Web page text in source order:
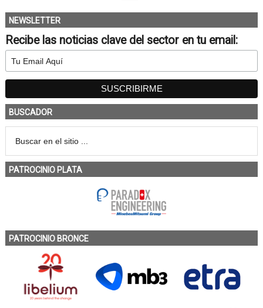
NEWSLETTER
Recibe las noticias clave del sector en tu email:
BUSCADOR
PATROCINIO PLATA
PATROCINIO BRONCE